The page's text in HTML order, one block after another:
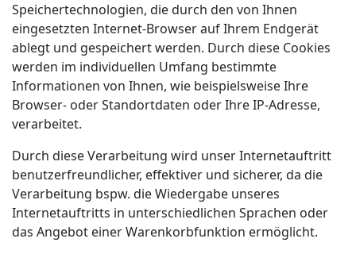
Speichertechnologien, die durch den von Ihnen
eingesetzten Internet-Browser auf Ihrem Endgerät
ablegt und gespeichert werden. Durch diese Cookies
werden im individuellen Umfang bestimmte
Informationen von Ihnen, wie beispielsweise Ihre
Browser- oder Standortdaten oder Ihre IP-Adresse,
verarbeitet.
Durch diese Verarbeitung wird unser Internetauftritt
benutzerfreundlicher, effektiver und sicherer, da die
Verarbeitung bspw. die Wiedergabe unseres
Internetauftritts in unterschiedlichen Sprachen oder
das Angebot einer Warenkorbfunktion ermöglicht.